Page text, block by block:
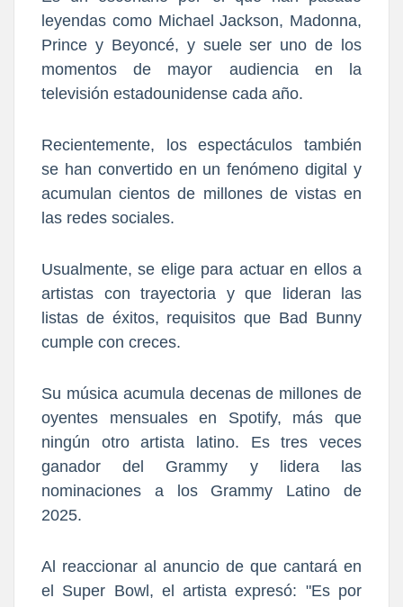
leyendas como Michael Jackson, Madonna,
Prince y Beyoncé, y suele ser uno de los
momentos de mayor audiencia en la
televisión estadounidense cada año.
Recientemente, los espectáculos también
se han convertido en un fenómeno digital y
acumulan cientos de millones de vistas en
las redes sociales.
Usualmente, se elige para actuar en ellos a
artistas con trayectoria y que lideran las
listas de éxitos, requisitos que Bad Bunny
cumple con creces.
Su música acumula decenas de millones de
oyentes mensuales en Spotify, más que
ningún otro artista latino. Es tres veces
ganador del Grammy y lidera las
nominaciones a los Grammy Latino de
2025.
Al reaccionar al anuncio de que cantará en
el Super Bowl, el artista expresó: "Es por